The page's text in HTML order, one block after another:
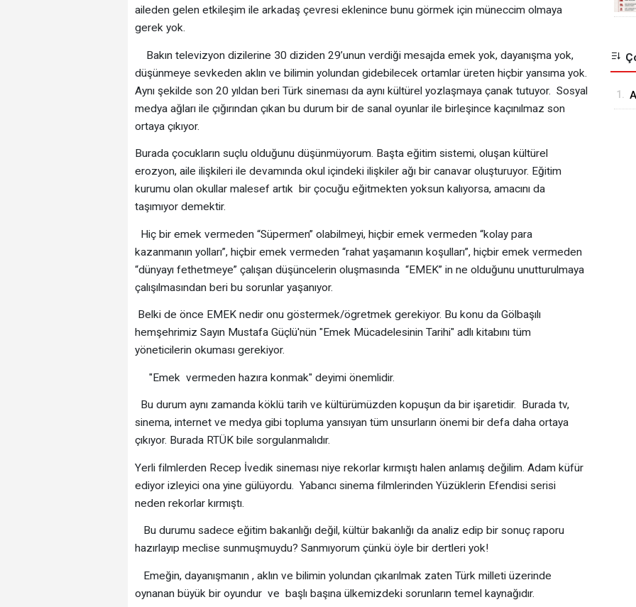
aileden gelen etkileşim ile arkadaş çevresi eklenince bunu görmek için müneccim olmaya
gerek yok.
Bakın televizyon dizilerine 30 diziden 29’unun verdiği mesajda emek yok, dayanışma yok,
düşünmeye sevkeden aklın ve bilimin yolundan gidebilecek ortamlar üreten hiçbir yansıma yok.
Aynı şekilde son 20 yıldan beri Türk sineması da aynı kültürel yozlaşmaya çanak tutuyor. Sosyal
medya ağları ile çığırından çıkan bu durum bir de sanal oyunlar ile birleşince kaçınılmaz son
ortaya çıkıyor.
Burada çocukların suçlu olduğunu düşünmüyorum. Başta eğitim sistemi, oluşan kültürel
erozyon, aile ilişkileri ile devamında okul içindeki ilişkiler ağı bir canavar oluşturuyor. Eğitim
kurumu olan okullar malesef artık bir çocuğu eğitmekten yoksun kalıyorsa, amacını da
taşımıyor demektir.
Hiç bir emek vermeden “Süpermen” olabilmeyi, hiçbir emek vermeden “kolay para
kazanmanın yolları”, hiçbir emek vermeden “rahat yaşamanın koşulları”, hiçbir emek vermeden
“dünyayı fethetmeye” çalışan düşüncelerin oluşmasında “EMEK” in ne olduğunu unutturulmaya
çalışılmasından beri bu sorunlar yaşanıyor.
Belki de önce EMEK nedir onu göstermek/ögretmek gerekiyor. Bu konu da Gölbaşılı
hemşehrimiz Sayın Mustafa Güçlü'nün "Emek Mücadelesinin Tarihi" adlı kitabını tüm
yöneticilerin okuması gerekiyor.
"Emek vermeden hazıra konmak" deyimi önemlidir.
Bu durum aynı zamanda köklü tarih ve kültürümüzden kopuşun da bir işaretidir. Burada tv,
sinema, internet ve medya gibi topluma yansıyan tüm unsurların önemi bir defa daha ortaya
çıkıyor. Burada RTÜK bile sorgulanmalıdır.
Yerli filmlerden Recep İvedik sineması niye rekorlar kırmıştı halen anlamış değilim. Adam küfür
ediyor izleyici ona yine gülüyordu. Yabancı sinema filmlerinden Yüzüklerin Efendisi serisi
neden rekorlar kırmıştı.
Bu durumu sadece eğitim bakanlığı değil, kültür bakanlığı da analiz edip bir sonuç raporu
hazırlayıp meclise sunmuşmuydu? Sanmıyorum çünkü öyle bir dertleri yok!
Emeğin, dayanışmanın , aklın ve bilimin yolundan çıkarılmak zaten Türk milleti üzerinde
oynanan büyük bir oyundur ve başlı başına ülkemizdeki sorunların temel kaynağıdır.
1.